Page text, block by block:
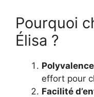
Pourquoi
Élisa ?
Polyvalence
effort pour
Facilité